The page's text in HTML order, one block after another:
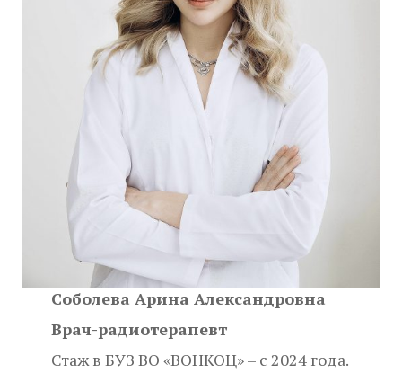
Соболева Арина Александровна
Врач-радиотерапевт
Стаж в БУЗ ВО «ВОНКОЦ» – с 2024 года.